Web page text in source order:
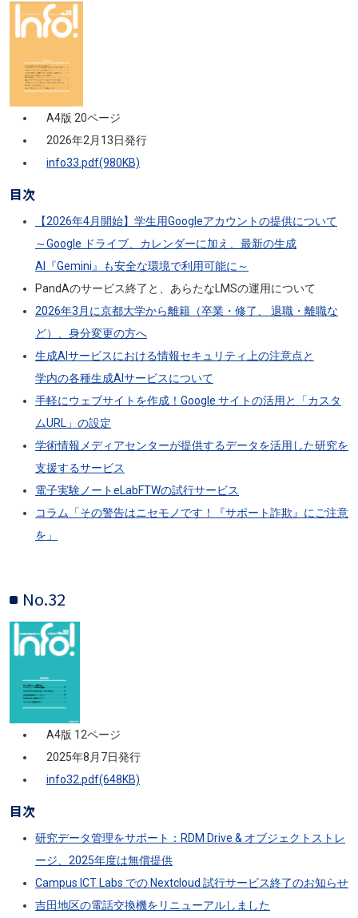
画像
A4版 20ページ
2026年2月13日発行
info33.pdf(980KB)
目次
【2026年4月開始】学生用Googleアカウントの提供について
～Google ドライブ、カレンダーに加え、最新の生成
AI『Gemini』も安全な環境で利用可能に～
PandAのサービス終了と、あらたなLMSの運用について
2026年3月に京都大学から離籍（卒業・修了、 退職・離職な
ど）、身分変更の方へ
生成AIサービスにおける情報セキュリティ上の注意点と
学内の各種生成AIサービスについて
手軽にウェブサイトを作成！Google サイトの活用と「カスタ
ムURL」の設定
学術情報メディアセンターが提供するデータを活用した研究を
支援するサービス
電子実験ノートeLabFTWの試行サービス
コラム「その警告はニセモノです！『サポート詐欺』にご注意
を」
No.32
画像
A4版 12ページ
2025年8月7日発行
info32.pdf(648KB)
目次
研究データ管理をサポート：RDM Drive & オブジェクトストレ
ージ、2025年度は無償提供
Campus ICT Labs での Nextcloud 試行サービス終了のお知らせ
吉田地区の電話交換機をリニューアルしました